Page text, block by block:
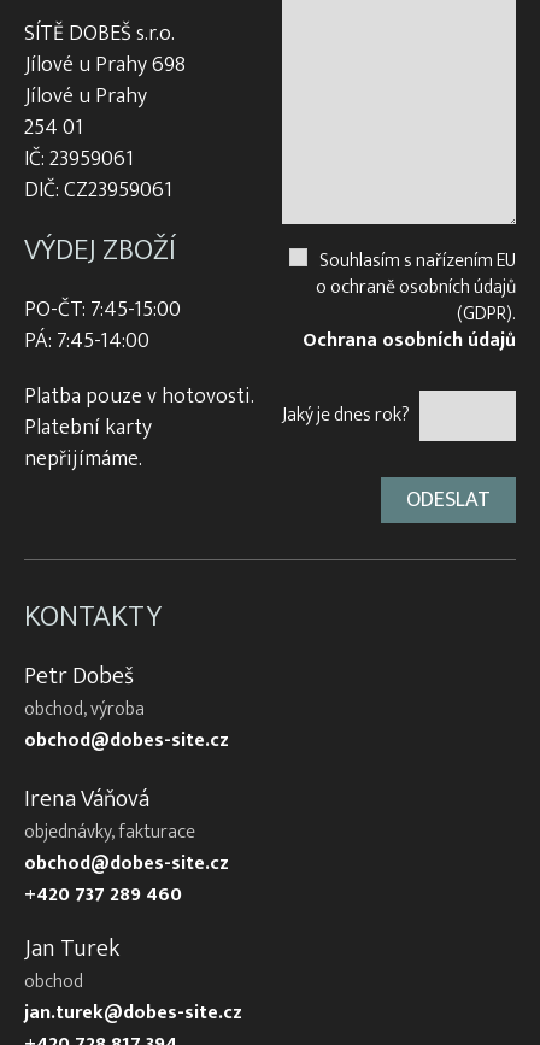
SÍTĚ DOBEŠ s.r.o.
Jílové u Prahy 698
Jílové u Prahy
254 01
IČ: 23959061
DIČ: CZ23959061
VÝDEJ ZBOŽÍ
PO-ČT: 7:45-15:00
PÁ: 7:45-14:00
Platba pouze v hotovosti.
Platební karty
nepřijímáme.
Souhlasím s nařízením EU
o ochraně osobních údajů
(GDPR).
Ochrana osobních údajů
Jaký je dnes rok?
KONTAKTY
Petr Dobeš
obchod, výroba
obchod@dobes-site.cz
Irena Váňová
objednávky, fakturace
obchod@dobes-site.cz
+420 737 289 460
Jan Turek
obchod
jan.turek@dobes-site.cz